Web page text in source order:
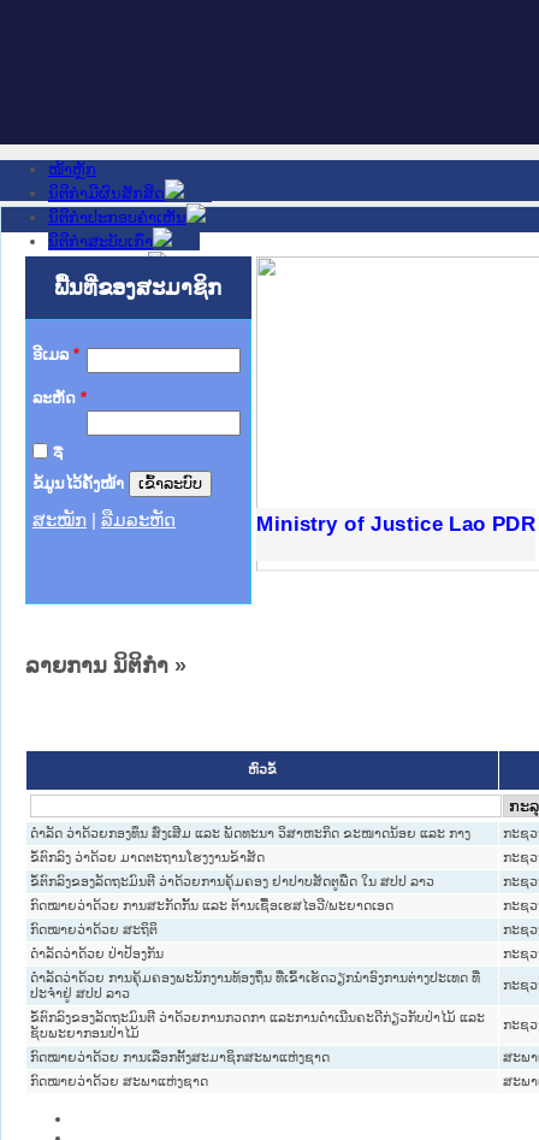
ໜ້າຫຼັກ
ນິຕິກໍາມີຜົນສັກສິດ
ນິຕິກໍາປະກອບຄໍາເຫັນ
ນິຕິກໍາສະບັບເກົ່າ
ເວັບໄຊອື່ນໆ
ຊ່ວຍເຫຼືອ
ພື້ນທີ່ຂອງສະມາຊິກ
ອີເມລ *
ລະຫັດ *
ຈື່
ຂໍ້ມູນໄວ້ຄັ້ງໜ້າ
ສະໝັກ ລືມລະຫັດ Ministry of Justice Lao PDR
ດທາງລັດຖະການ ໃຫ້ຜູ້
ຕິບັດວຽກງານຈົດໝາຍເຫດ
ດໝາຍເຫດທາງລັດຖະການ
ດໝາຍເຫດທາງລັດຖະການ
ວັບໄຊຈົດໝາຍເຫດທາງ
ວັບໄຊຈົດໝາຍເຫດທາງ
ດຖະການໃຫ້ຜູ້ປະສານງານ
ດທາງລັດຖະການ ໃຫ້ຜູ້
ລາຍການ ນິຕິກໍາ »
ຫົວຂໍ້
ດຳລັດ ວ່າດ້ວຍກອງທຶນ ສົ່ງເສີມ ແລະ ພັດທະນາ ວິສາຫະກິດ ຂະໜາດນ້ອຍ ແລະ ກາງ
ກະຊວ
ຂໍ້ຕົກລົງ ວ່າດ້ວຍ ມາດຕະຖານໂຮງງານຂ້າສັດ
ກະຊວ
ຂໍ້ຕົກລົງຂອງລັດຖະມົນຕີ ວ່າດ້ວຍການຄຸ້ມຄອງ ຢາປາບສັດຕູພືດ ໃນ ສປປ ລາວ
ກະຊວ
ກົດໝາຍວ່າດ້ວຍ ການສະກັດກັ້ນ ແລະ ຕ້ານເຊື້ອເຮສໄອວີ/ພະຍາດເອດ
ກະຊວ
ກົດ​ໝາຍວ່າ​ດ້ວຍ ສະ​ຖິ​ຕິ
ກະຊວ
ດຳລັດວ່າດ້ວຍ ປ່າປ້ອງກັນ
ກະຊວ
ດຳລັດວ່າດ້ວຍ ການຄຸ້ມຄອງພະນັກງານທ້ອງຖິ່ນ ທີ່ເຂົ້າເຮັດວຽກນຳອົງການຕ່າງປະເທດ ທີ່
ປະຈຳຢູ່ ສປປ ລາວ
ກະຊວ
ຂໍ້ຕົກລົງຂອງລັດຖະມົນຕີ ວ່າດ້ວຍການກວດກາ ແລະການດໍາເນີນຄະດີກ່ຽວກັບປ່າໄມ້ ແລະ
ຊັບພະຍາກອນປ່າໄມ້
ກະຊວ
ກົດໝາຍວ່າດ້ວຍ ການເລືອກຕັ້ງສະມາຊິກສະພາແຫ່ງຊາດ
ສະພ
ກົດໝາຍວ່າດ້ວຍ ສະພາແຫ່ງຊາດ
ສະພ